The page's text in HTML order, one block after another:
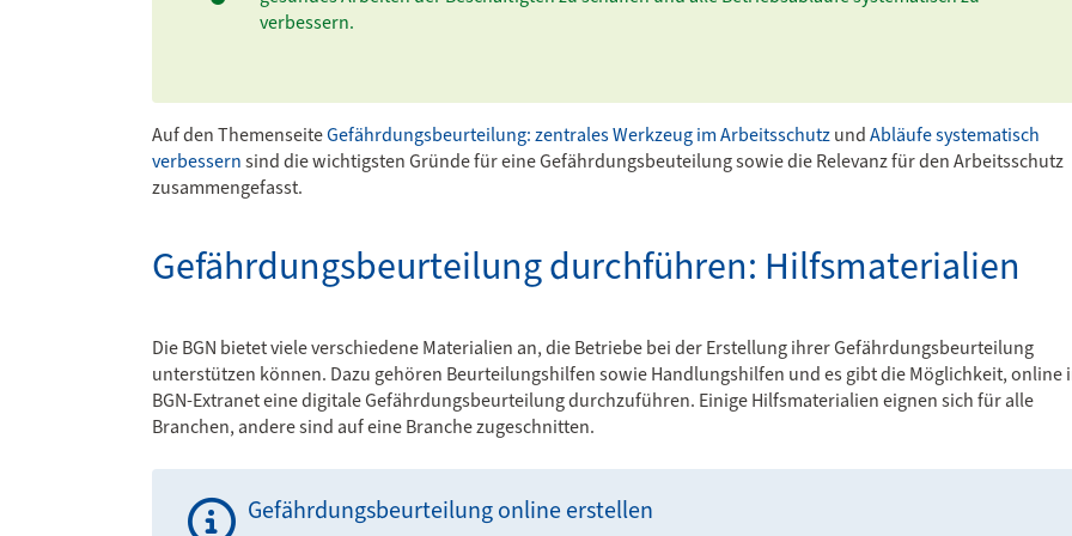
verbessern.
Auf den ThemenseiteGefährdungsbeurteilung: zentrales Werkzeug im ArbeitsschutzundAbläufe systematisch
verbessernsind die wichtigsten Gründe für eine Gefährdungsbeuteilung sowie die Relevanz für den Arbeitsschutz
zusammengefasst.
Gefährdungsbeurteilung durchführen: Hilfsmaterialien
Die BGN bietet viele verschiedene Materialien an, die Betriebe bei der Erstellung ihrer Gefährdungsbeurteilung
unterstützen können. Dazu gehören Beurteilungshilfen sowie Handlungshilfen und es gibt die Möglichkeit, online
BGN-Extranet eine digitale Gefährdungsbeurteilung durchzuführen. Einige Hilfsmaterialien eignen sich für alle
Branchen, andere sind auf eine Branche zugeschnitten.
Gefährdungsbeurteilung online erstellen
betriebe
der
zur AP-